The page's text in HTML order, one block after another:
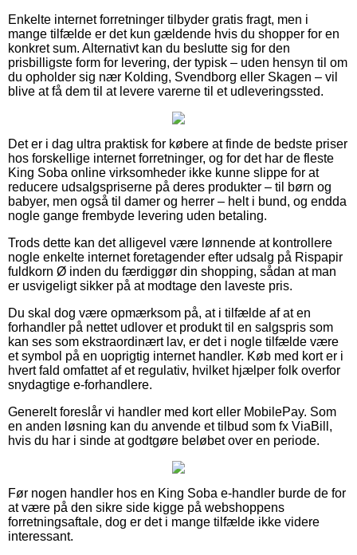
Enkelte internet forretninger tilbyder gratis fragt, men i
mange tilfælde er det kun gældende hvis du shopper for en
konkret sum. Alternativt kan du beslutte sig for den
prisbilligste form for levering, der typisk – uden hensyn til om
du opholder sig nær Kolding, Svendborg eller Skagen – vil
blive at få dem til at levere varerne til et udleveringssted.
Det er i dag ultra praktisk for købere at finde de bedste priser
hos forskellige internet forretninger, og for det har de fleste
King Soba online virksomheder ikke kunne slippe for at
reducere udsalgspriserne på deres produkter – til børn og
babyer, men også til damer og herrer – helt i bund, og endda
nogle gange frembyde levering uden betaling.
Trods dette kan det alligevel være lønnende at kontrollere
nogle enkelte internet foretagender efter udsalg på Rispapir
fuldkorn Ø inden du færdiggør din shopping, sådan at man
er usvigeligt sikker på at modtage den laveste pris.
Du skal dog være opmærksom på, at i tilfælde af at en
forhandler på nettet udlover et produkt til en salgspris som
kan ses som ekstraordinært lav, er det i nogle tilfælde være
et symbol på en uoprigtig internet handler. Køb med kort er i
hvert fald omfattet af et regulativ, hvilket hjælper folk overfor
snydagtige e-forhandlere.
Generelt foreslår vi handler med kort eller MobilePay. Som
en anden løsning kan du anvende et tilbud som fx ViaBill,
hvis du har i sinde at godtgøre beløbet over en periode.
Før nogen handler hos en King Soba e-handler burde de for
at være på den sikre side kigge på webshoppens
forretningsaftale, dog er det i mange tilfælde ikke videre
interessant.